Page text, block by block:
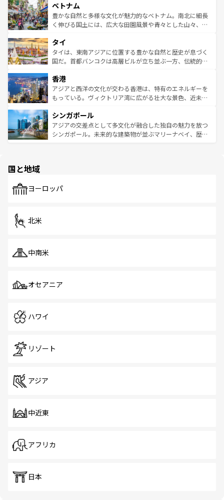
参照してほしい。
容にもいいと評判のスイーツなど、バラエティ豊かな料理
が味わえる。 なお、新着の台湾情報は コンテンツ一覧を参
照してほしい。
き、地方に足を延ばせば四季折々の自然美を楽しむことが
できる。そして、キムチや焼肉、絶品のストリートフード
まで、さまざまな韓国料理が待っている。夜には、韓国な
リティに包まれながら、韓国の多彩な魅力を心ゆくまで味
わってみてほしい。 なお、新着の韓国情報はコンテンツ一
覧を参照してほしい。
ベトナム
豊かな自然と多様な文化が魅力的なベトナム。南北に細長
く伸びる国土には、広大な田園風景や青々とした山々、世
急速な発展と共に伝統が息づく。ハノイの古い町並みやホ
ーチミン市のフランス統治時代の建物も、独特の雰囲気を
醸し出している。また、バラエティの豊かさとおいしさで
とつ。フォーやバインミー、ベトナムコーヒーなどは、ぜ
ひ現地で味わいたい。どの地域を訪れてもあたたかい人々
が旅行者を迎えてくれるので、きっと忘れられない旅にな
参照してほしい。
タイ
タイは、東南アジアに位置する豊かな自然と歴史が息づく
国だ。首都バンコクは高層ビルが立ち並ぶ一方、伝統的な
の活気が交差している。北部ではチェンマイなどの山岳地
帯で自然と触れ合い、南部ではプーケットやクラビの美し
いビーチでリゾート気分を楽しむことができる。タイ料理
激する。気候は一年中温暖で、どの季節にも異なる楽しみ
が待っている。親しみやすいタイの人々、仏教を中心とし
た文化、そして多様な観光資源が、訪れる旅人を魅了し続
香港
アジアと西洋の文化が交わる香港は、特有のエネルギーを
もっている。ヴィクトリア湾に広がる壮大な景色、近未来
み、どこを訪れても感動するはず。観光スポットが密集し
ており、効率よく見どころを回れるのも魅力。息をのむよ
うな絶景から文化的な体験まで、香港を存分に楽しみ尽く
シンガポール
アジアの交差点として多文化が融合した独自の魅力を放つ
シンガポール。未来的な建築物が並ぶマリーナベイ、歴史
で、ホーカーズは地元の風情を楽しめる外せないスポット
国と地域
ヨーロッパ
北米
中南米
オセアニア
ハワイ
リゾート
アジア
中近東
アフリカ
日本